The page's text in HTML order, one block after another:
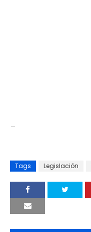
Tags Legislación